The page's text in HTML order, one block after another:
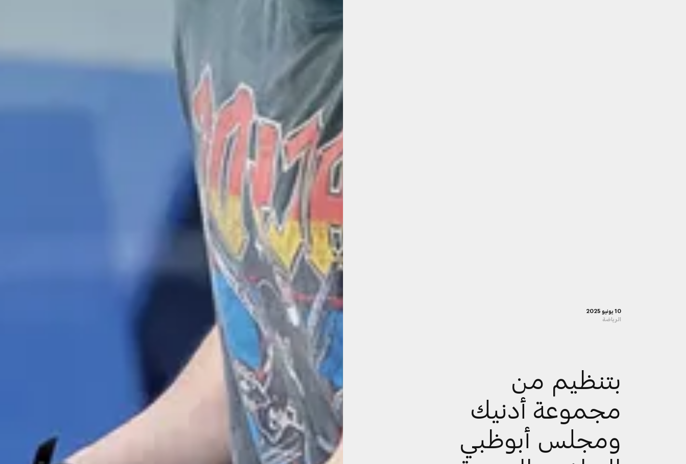
10 يونيو 2025
الرياضة
بتنظيم من
مجموعة أدنيك
ومجلس أبوظبي